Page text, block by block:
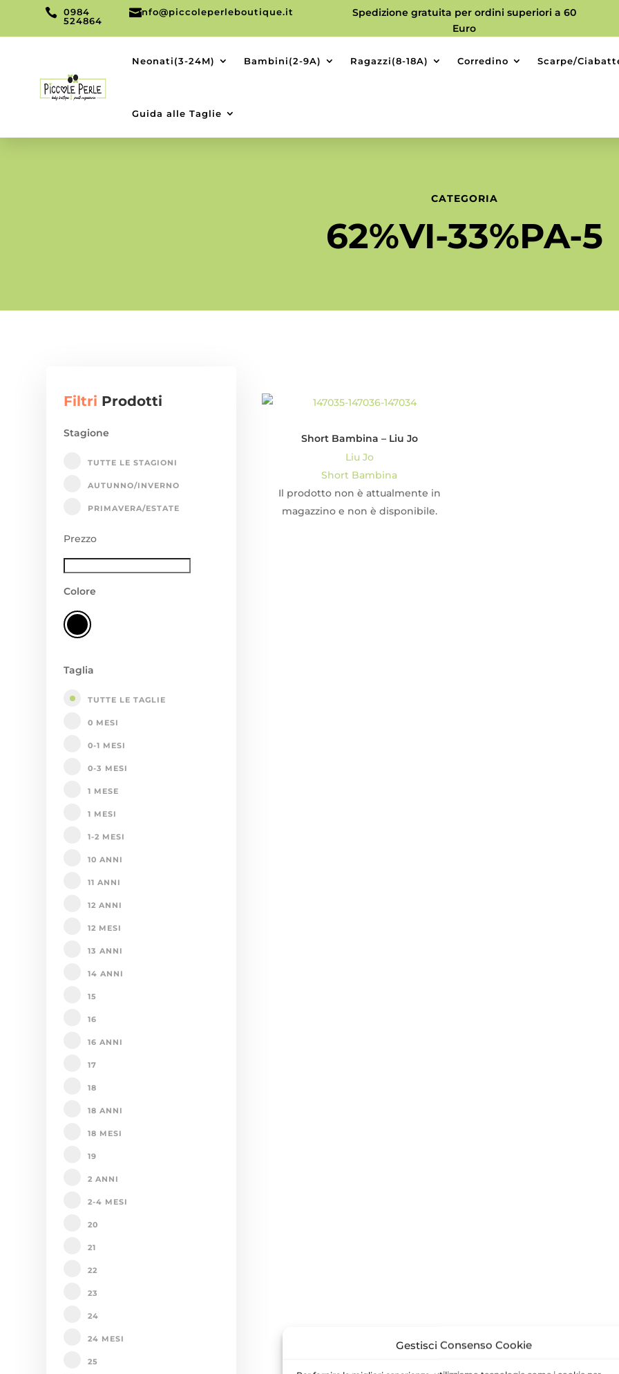
Gestisci Consenso Cookie
 0984
524864
info@piccoleperleboutique.it
Spedizione gratuita per ordini superiori a 60
Euro
Neonati(3-24M) Bambini(2-9A) Ragazzi(8-18A) Corredino Scarpe/
Guida alle Taglie
CATEGORIA
62%VI-33%PA-5
Filtri Prodotti
Stagione
TUTTE LE STAGIONI
AUTUNNO/INVERNO
PRIMAVERA/ESTATE
Prezzo
Colore
Taglia
TUTTE LE TAGLIE
0 MESI
0-1 MESI
0-3 MESI
1 MESE
1 MESI
1-2 MESI
10 ANNI
11 ANNI
12 ANNI
12 MESI
13 ANNI
14 ANNI
15
16
16 ANNI
17
18
18 ANNI
18 MESI
19
2 ANNI
2-4 MESI
20
21
22
23
24
24 MESI
25
Short Bambina – Liu Jo
Liu Jo
Short Bambina
Il prodotto non è attualmente in
magazzino e non è disponibile.